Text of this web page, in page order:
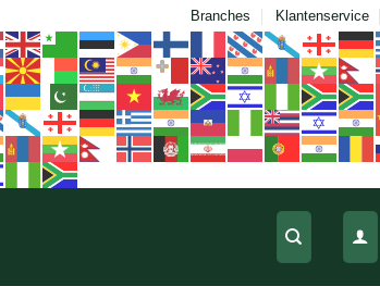
Branches Klantenservice